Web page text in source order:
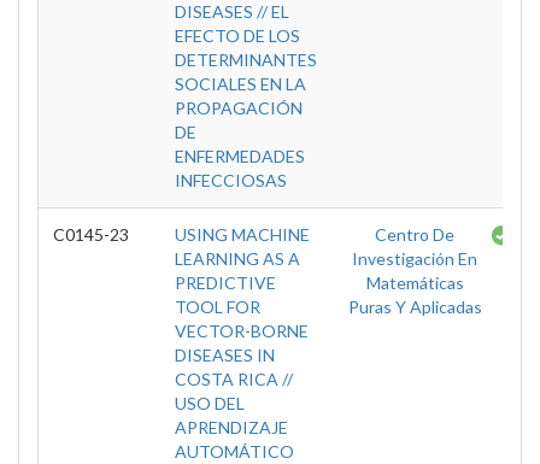
DISEASES // EL
EFECTO DE LOS
DETERMINANTES
SOCIALES EN LA
PROPAGACIÓN
DE
ENFERMEDADES
INFECCIOSAS
C0145-23
USING MACHINE
LEARNING AS A
PREDICTIVE
TOOL FOR
VECTOR-BORNE
DISEASES IN
COSTA RICA //
USO DEL
APRENDIZAJE
AUTOMÁTICO
Centro De
Investigación En
Matemáticas
Puras Y Aplicadas